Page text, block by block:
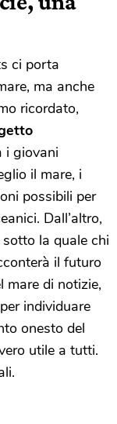
ci porta
ma anche
ricordato,
i giovani
il mare, i
possibili per
Dall’altro,
sotto la quale chi
il futuro
mare di notizie,
individuare
onesto del
utile a tutti.